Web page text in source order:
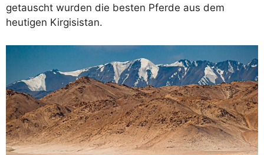
getauscht wurden die besten Pferde aus dem
heutigen Kirgisistan.